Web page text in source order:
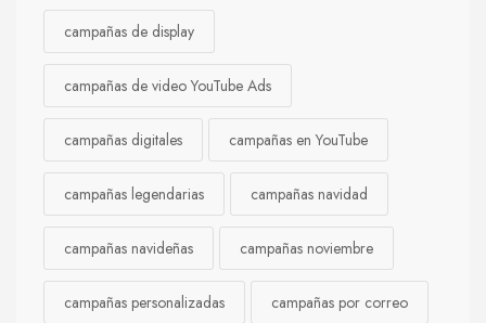
campañas de display
campañas de video YouTube Ads
campañas digitales campañas en YouTube
campañas legendarias campañas navidad
campañas navideñas campañas noviembre
campañas personalizadas campañas por correo